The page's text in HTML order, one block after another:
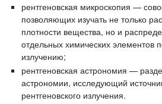
рентгеновская микроскопия —
позволяющих изучать не только
плотности вещества, но и
отдельных химических элементов
излучению;
рентгеновская астрономия —
астрономии, исследующий
рентгеновского излучения.